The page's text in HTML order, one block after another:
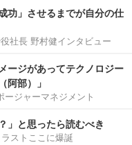
功」させるまでが自分の仕
社長 野村健インタビュー
ージがあってテクノロジー
阿部）」
ジャーマネジメント
」と思ったら読むべき
ストここに爆誕